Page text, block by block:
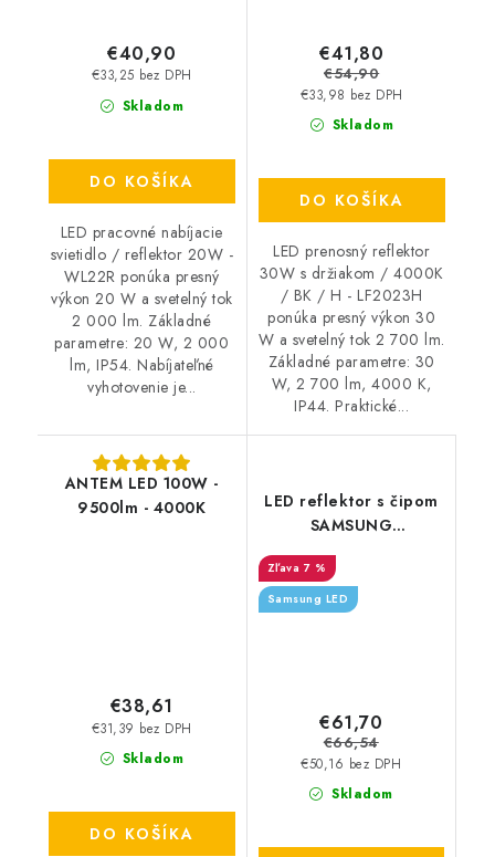
Skladom
€33,25 bez DPH
€40,90
DO KOŠÍKA
LED pracovné nabíjacie
svietidlo / reflektor 20W -
WL22R ponúka presný
výkon 20 W a svetelný tok
2 000 lm. Základné
parametre: 20 W, 2 000
lm, IP54. Nabíjateľné
vyhotovenie je...
Skladom
€33,98 bez DPH
€41,80
€54,90
DO KOŠÍKA
LED prenosný reflektor
30W s držiakom / 4000K
/ BK / H - LF2023H
ponúka presný výkon 30
W a svetelný tok 2 700 lm.
Základné parametre: 30
W, 2 700 lm, 4000 K,
IP44. Praktické...
ANTEM LED 100W -
9500lm - 4000K
Skladom
€31,39 bez DPH
€38,61
DO KOŠÍKA
LED reflektor s čipom
SAMSUNG
7 %
Samsung LED
Skladom
€50,16 bez DPH
€61,70
€66,54